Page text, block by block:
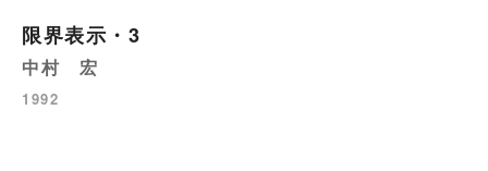
限界表示・3
中村 宏
1992